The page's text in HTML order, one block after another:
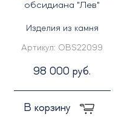
обсидиана "Лев"
Изделия из камня
Артикул: OBS22099
98 000 руб.
В корзину